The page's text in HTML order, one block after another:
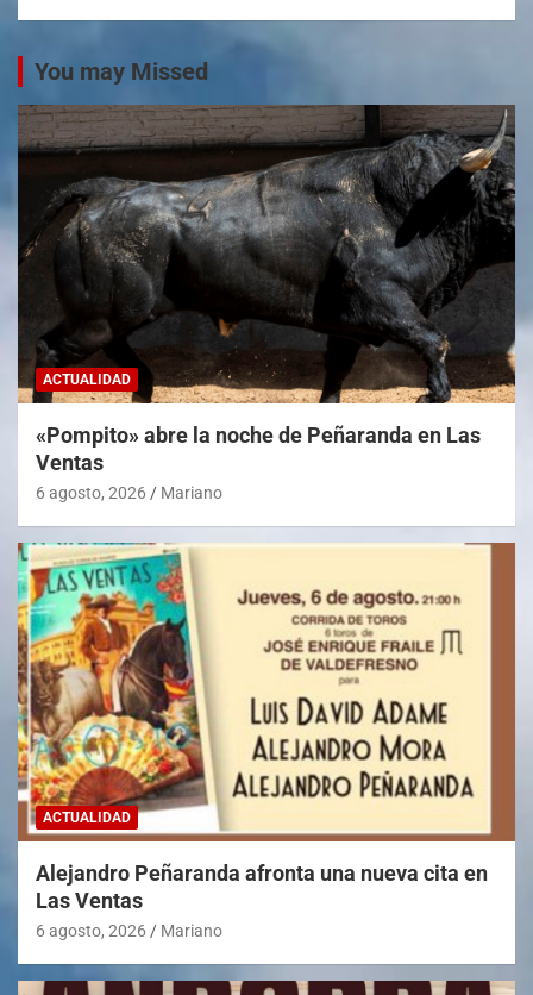
You may Missed
ACTUALIDAD
«Pompito» abre la noche de Peñaranda en Las
Ventas
6 agosto, 2026 Mariano
ACTUALIDAD
Alejandro Peñaranda afronta una nueva cita en
Las Ventas
6 agosto, 2026 Mariano